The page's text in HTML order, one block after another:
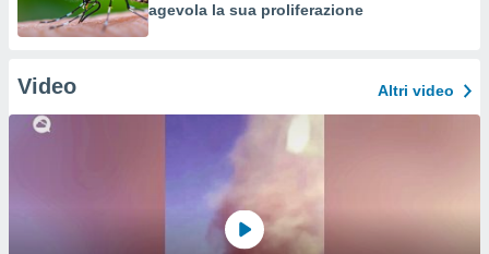
agevola la sua proliferazione
Video Altri video